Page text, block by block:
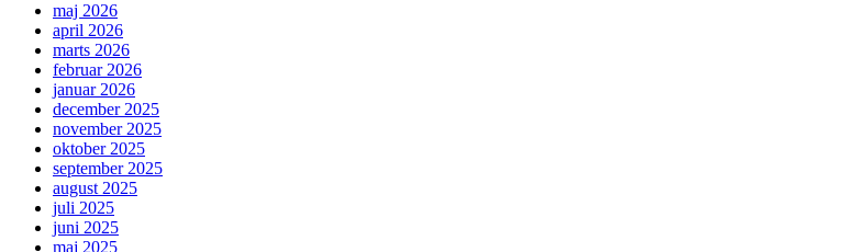
maj 2026
april 2026
marts 2026
februar 2026
januar 2026
december 2025
november 2025
oktober 2025
september 2025
august 2025
juli 2025
juni 2025
maj 2025